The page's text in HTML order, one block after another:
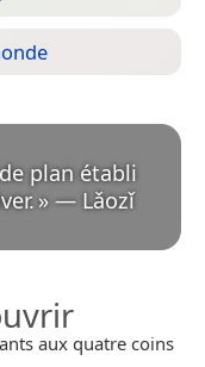
plan établi
» — Lǎozǐ
aux quatre coins